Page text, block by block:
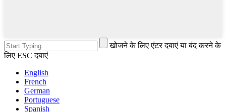
खोजने के लिए एंटर दबाएं या बंद करने के
लिए ESC दबाएं
English
French
German
Portuguese
Spanish